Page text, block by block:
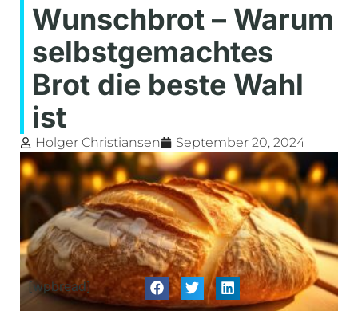
Wunschbrot – Warum
selbstgemachtes
Brot die beste Wahl
ist
Holger Christiansen September 20, 2024
[wpbread]